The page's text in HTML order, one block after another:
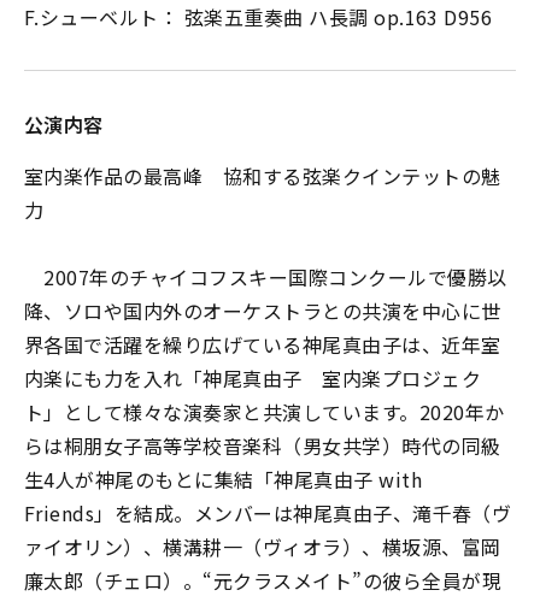
F.シューベルト： 弦楽五重奏曲 ハ長調 op.163 D956
公演内容
室内楽作品の最高峰 協和する弦楽クインテットの魅
力
2007年のチャイコフスキー国際コンクールで優勝以
降、ソロや国内外のオーケストラとの共演を中心に世
界各国で活躍を繰り広げている神尾真由子は、近年室
内楽にも力を入れ「神尾真由子 室内楽プロジェク
ト」として様々な演奏家と共演しています。2020年か
らは桐朋女子高等学校音楽科（男女共学）時代の同級
生4人が神尾のもとに集結「神尾真由子 with
Friends」を結成。メンバーは神尾真由子、滝千春（ヴ
ァイオリン）、横溝耕一（ヴィオラ）、横坂源、富岡
廉太郎（チェロ）。“元クラスメイト”の彼ら全員が現